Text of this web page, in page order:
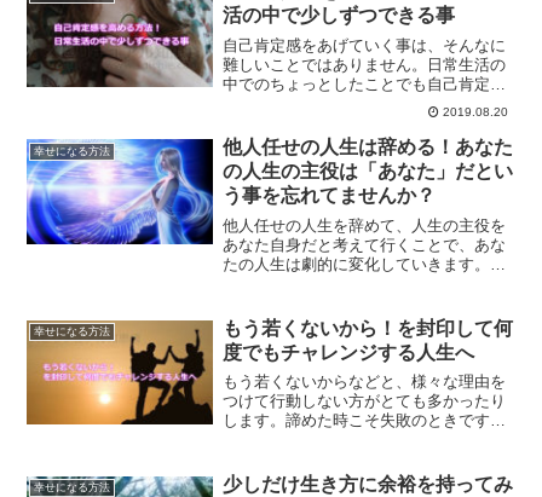
た時の解消方法をご紹介します。
活の中で少しずつできる事
自己肯定感をあげていく事は、そんなに
難しいことではありません。日常生活の
中でのちょっとしたことでも自己肯定感
を上げていくことはできるようになりま
2019.08.20
幸せになる方法
他人任せの人生は辞める！あなた
の人生の主役は「あなた」だとい
う事を忘れてませんか？
他人任せの人生を辞めて、人生の主役を
あなた自身だと考えて行くことで、あな
たの人生は劇的に変化していきます。毎
しょうか？何かしら気づくことがあるは
ずです。
幸せになる方法
もう若くないから！を封印して何
度でもチャレンジする人生へ
もう若くないからなどと、様々な理由を
つけて行動しない方がとても多かったり
します。諦めた時こそ失敗のときです。
ことができる人生の作り方です。
幸せになる方法
少しだけ生き方に余裕を持ってみ